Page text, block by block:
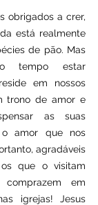
obrigados a crer,
está realmente
de pão. Mas
tempo estar
em nossos
trono de amor e
as suas
o amor que nos
agradáveis
que o visitam
em
igrejas! Jesus